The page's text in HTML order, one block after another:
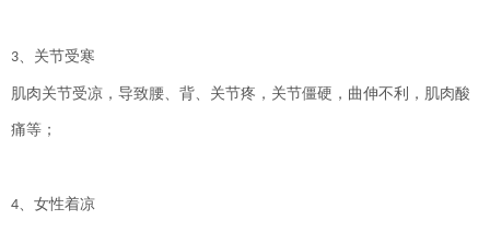
3、关节受寒
肌肉关节受凉，导致腰、背、关节疼，关节僵硬，曲伸不利，肌肉酸
痛等；
4、女性着凉